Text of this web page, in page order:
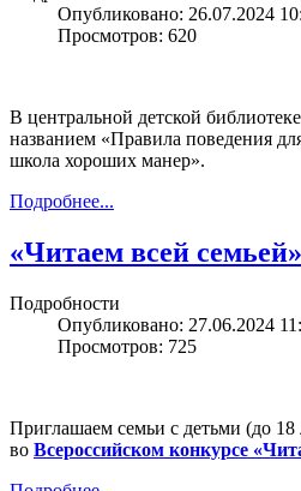
Опубликовано: 26.07.2024
Просмотров: 620
В центральной детской
названием «Правила поведения
школа хороших манер».
Подробнее...
«Читаем всей семьей»
Подробности
Опубликовано: 27.06.2024
Просмотров: 725
Приглашаем семьи с детьми (до 18
во Всероссийском конкурсе